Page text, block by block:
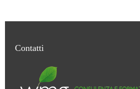
Contatti